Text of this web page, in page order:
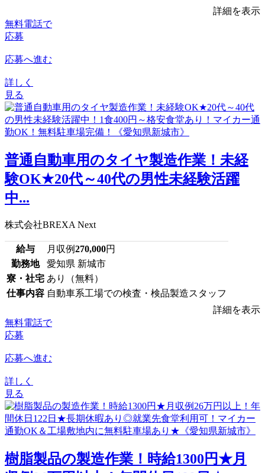
詳細を表示
無料電話で
応募
応募へ進む
詳しく
見る
普通自動車用のタイヤ製造作業！未経
験OK★20代～40代の男性未経験活躍
中...
株式会社BREXA Next
給与 月収例270,000円
勤務地
愛知県 新城市
寮・社宅 あり（無料）
仕事内容 自動車系工場での検査・検品製造スタッフ
詳細を表示
無料電話で
応募
応募へ進む
詳しく
見る
樹脂製品の製造作業！時給1300円★月